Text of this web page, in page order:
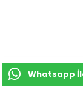
Whatsapp